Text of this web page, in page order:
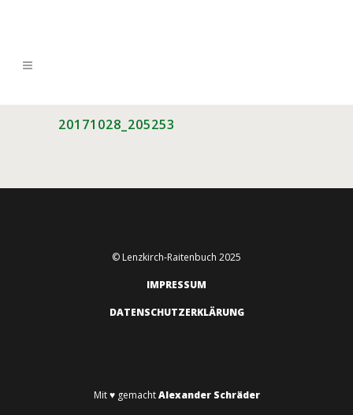
20171028_205253
© Lenzkirch-Raitenbuch 2025
IMPRESSUM
DATENSCHUTZERKLÄRUNG
Mit ♥ gemachtAlexander Schräder